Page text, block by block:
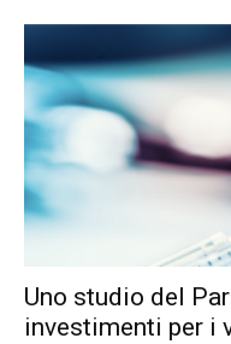
Uno studio del
investimenti per i